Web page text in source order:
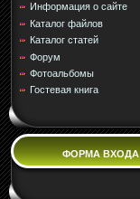
Информация о сайте
Каталог файлов
Каталог статей
Форум
Фотоальбомы
Гостевая книга
ФОРМА ВХОДА